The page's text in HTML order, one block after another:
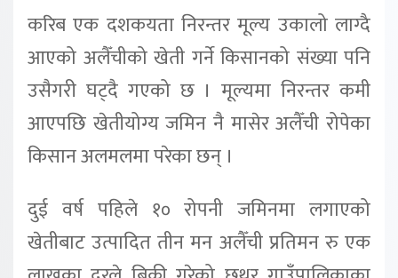
करिब एक दशकयता निरन्तर मूल्य उकालो लाग्दै
आएको अलैँचीको खेती गर्ने किसानको संख्या पनि
उसैगरी घट्दै गएको छ । मूल्यमा निरन्तर कमी
आएपछि खेतीयोग्य जमिन नै मासेर अलैँची रोपेका
किसान अलमलमा परेका छन् ।
दुई वर्ष पहिले १० रोपनी जमिनमा लगाएको
खेतीबाट उत्पादित तीन मन अलैँची प्रतिमन रु एक